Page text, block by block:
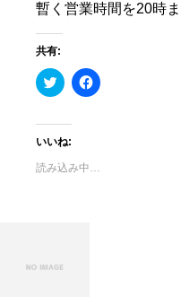
暫く営業時間を20時
共有:
ク
リ
し
て
Twitter
で
共
ド
Facebook
で
ク
いいね:
読み込み中…